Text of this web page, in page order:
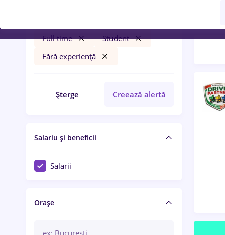
Full time
Student
Fără experiență
Șterge Creează alertă
Salariu și beneficii
Salarii
Orașe